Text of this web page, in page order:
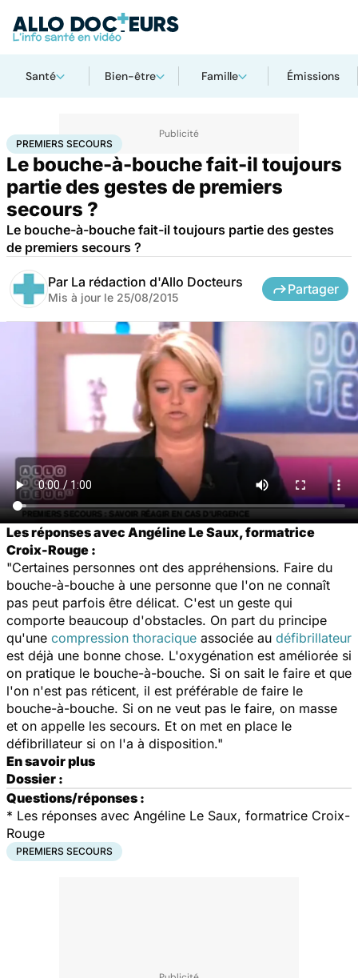
Santé Bien-être Famille Émissions
AccueilSantéPremiers secours
PREMIERS SECOURS
Le bouche-à-bouche fait-il toujours
partie des gestes de premiers
secours ?
Le bouche-à-bouche fait-il toujours partie des gestes
de premiers secours ?
Par La rédaction d'Allo Docteurs
Mis à jour le 25/08/2015
Partager
Les réponses avec Angéline Le Saux, formatrice
Croix-Rouge :
"Certaines personnes ont des appréhensions. Faire du
bouche-à-bouche à une personne que l'on ne connaît
pas peut parfois être délicat. C'est un geste qui
comporte beaucoup d'obstacles. On part du principe
qu'une compression thoracique associée au défibrillateur
est déjà une bonne chose. L'oxygénation est améliorée si
on pratique le bouche-à-bouche. Si on sait le faire et que
l'on n'est pas réticent, il est préférable de faire le
bouche-à-bouche. Si on ne veut pas le faire, on masse
et on appelle les secours. Et on met en place le
défibrillateur si on l'a à disposition."
En savoir plus
Dossier :
Questions/réponses :
* Les réponses avec Angéline Le Saux, formatrice Croix-
Rouge
PREMIERS SECOURS